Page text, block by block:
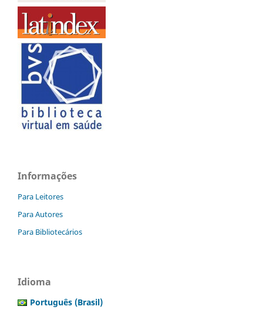
Informações
Para Leitores
Para Autores
Para Bibliotecários
Idioma
Português (Brasil)